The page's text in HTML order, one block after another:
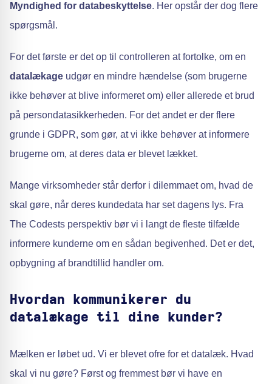
Myndighed for databeskyttelse. Her opstår der dog flere
spørgsmål.
For det første er det op til controlleren at fortolke, om en
datalækage udgør en mindre hændelse (som brugerne
ikke behøver at blive informeret om) eller allerede et brud
på persondatasikkerheden. For det andet er der flere
grunde i GDPR, som gør, at vi ikke behøver at informere
brugerne om, at deres data er blevet lækket.
Mange virksomheder står derfor i dilemmaet om, hvad de
skal gøre, når deres kundedata har set dagens lys. Fra
The Codests perspektiv bør vi i langt de fleste tilfælde
informere kunderne om en sådan begivenhed. Det er det,
opbygning af brandtillid handler om.
Hvordan kommunikerer du
datalækage til dine kunder?
Mælken er løbet ud. Vi er blevet ofre for et datalæk. Hvad
skal vi nu gøre? Først og fremmest bør vi have en